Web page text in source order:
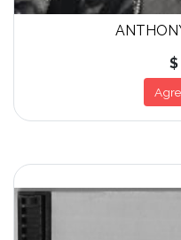
$